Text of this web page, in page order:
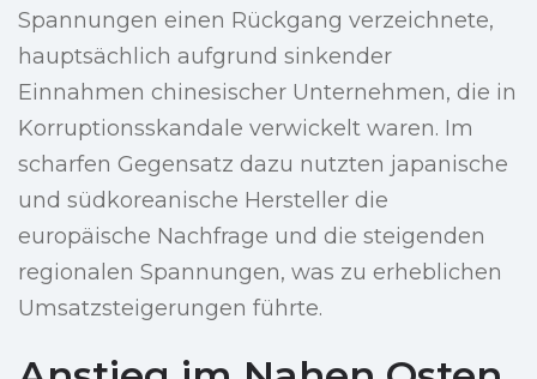
Spannungen einen Rückgang verzeichnete,
hauptsächlich aufgrund sinkender
Einnahmen chinesischer Unternehmen, die in
Korruptionsskandale verwickelt waren. Im
scharfen Gegensatz dazu nutzten japanische
und südkoreanische Hersteller die
europäische Nachfrage und die steigenden
regionalen Spannungen, was zu erheblichen
Umsatzsteigerungen führte.